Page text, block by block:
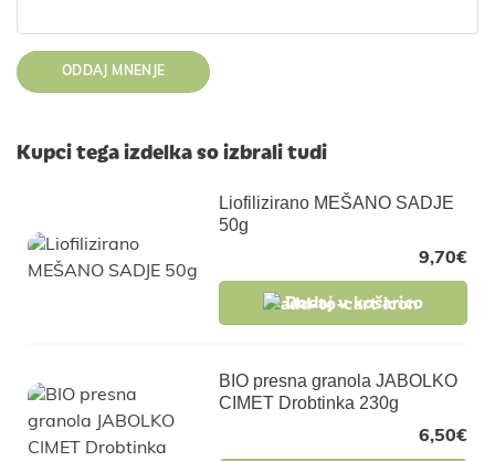
Kupci tega izdelka so izbrali tudi
Liofilizirano MEŠANO SADJE
50g
9,70€
Dodaj v košarico
BIO presna granola JABOLKO
CIMET Drobtinka 230g
6,50€